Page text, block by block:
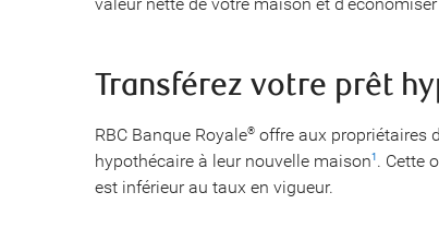
Transférez votre prêt
RBC Banque Royale® offre aux propriétaires
hypothécaire à leur nouvelle maison1 . Cette
est inférieur au taux en vigueur.